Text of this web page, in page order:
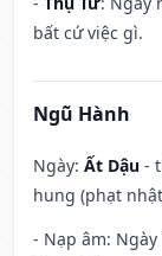
bất cứ việc gì.
Ngũ Hành
Ngày: Ất Dậu -
hung (phạt
- Nạp âm: Ngày